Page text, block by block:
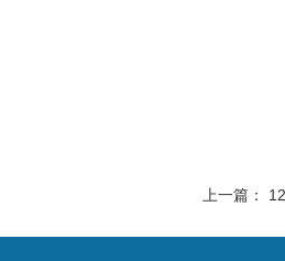
上一篇：